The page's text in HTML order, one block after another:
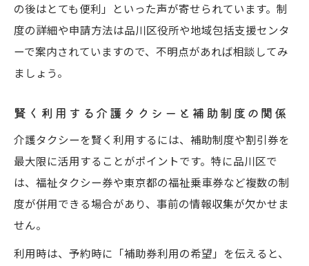
の後はとても便利」といった声が寄せられています。制
度の詳細や申請方法は品川区役所や地域包括支援センタ
ーで案内されていますので、不明点があれば相談してみ
ましょう。
賢く利用する介護タクシーと補助制度の関係
介護タクシーを賢く利用するには、補助制度や割引券を
最大限に活用することがポイントです。特に品川区で
は、福祉タクシー券や東京都の福祉乗車券など複数の制
度が併用できる場合があり、事前の情報収集が欠かせま
せん。
利用時は、予約時に「補助券利用の希望」を伝えると、